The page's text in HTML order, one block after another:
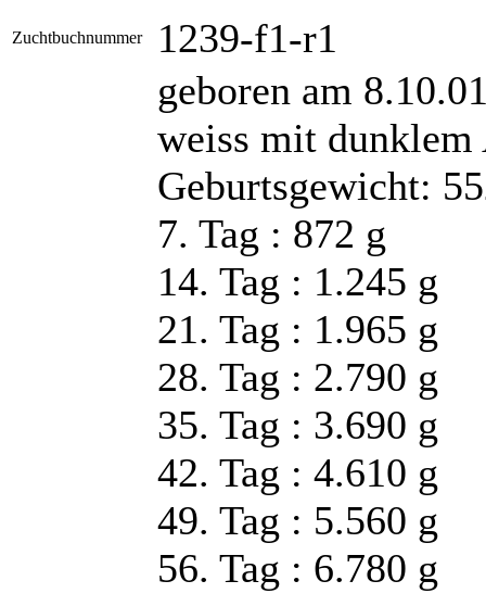
Zuchtbuchnummer 1239-f1-r1
geboren am
weiss mit
Geburtsgewicht:
7. Tag : 872 g
14. Tag : 1.245 g
21. Tag : 1.965 g
28. Tag : 2.790 g
35. Tag : 3.690 g
42. Tag : 4.610 g
49. Tag : 5.560 g
56. Tag : 6.780 g